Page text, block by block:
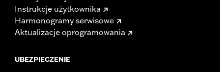
Instrukcje użytkownika
Harmonogramy serwisowe
Aktualizacje oprogramowania
UBEZPIECZENIE